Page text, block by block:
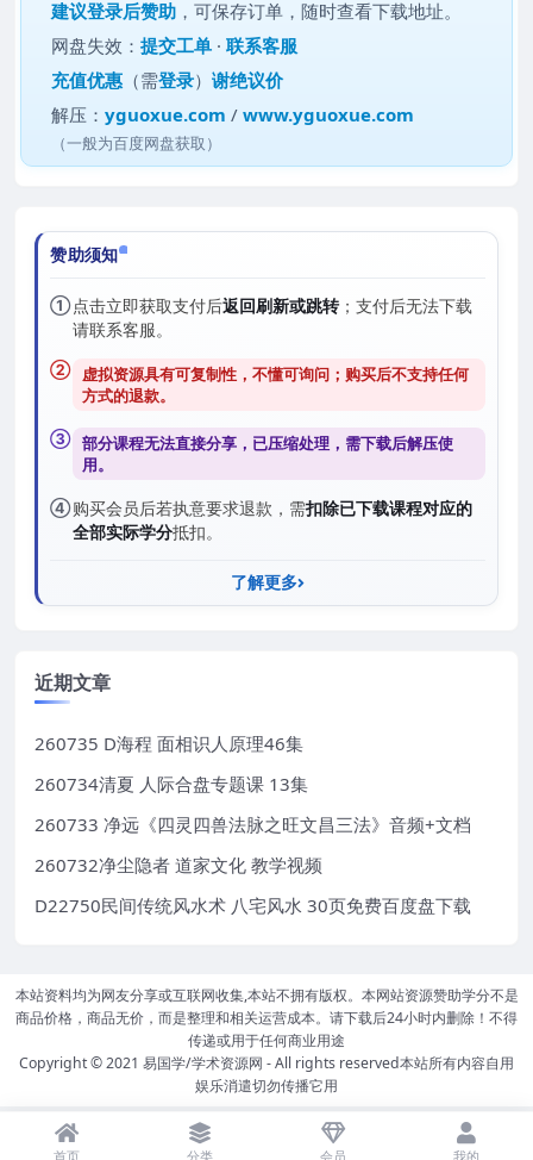
建议登录后赞助 ，可保存订单，随时查看下载地址。
网盘失效：提交工单 ·联系客服
充值优惠 （需登录）谢绝议价
解压：yguoxue.com /www.yguoxue.com
（一般为百度网盘获取）
赞助须知
①点击立即获取支付后返回刷新或跳转；支付后无法下载
请联系客服。
② 虚拟资源具有可复制性，不懂可询问；购买后不支持任何
方式的退款。
③ 部分课程无法直接分享，已压缩处理，需下载后解压使
用。
④购买会员后若执意要求退款，需扣除已下载课程对应的
全部实际学分抵扣。
了解更多
近期文章
260735 D海程 面相识人原理46集
260734清夏 人际合盘专题课 13集
260733 净远《四灵四兽法脉之旺文昌三法》音频+文档
260732净尘隐者 道家文化 教学视频
D22750民间传统风水术 八宅风水 30页免费百度盘下载
本站资料均为网友分享或互联网收集,本站不拥有版权。本网站资源赞助学分不是
商品价格，商品无价，而是整理和相关运营成本。请下载后24小时内删除！不得
传递或用于任何商业用途
Copyright © 2021 易国学/学术资源网 - All rights reserved本站所有内容自用
娱乐消遣切勿传播它用
首页 分类 会员 我的